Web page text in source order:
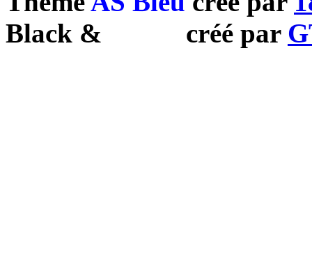
Black & créé par